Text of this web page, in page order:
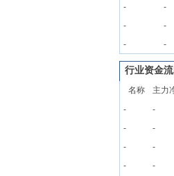
-
-
-
-
-
-
行业资金
名称 主力
-
-
-
-
-
-
-
-